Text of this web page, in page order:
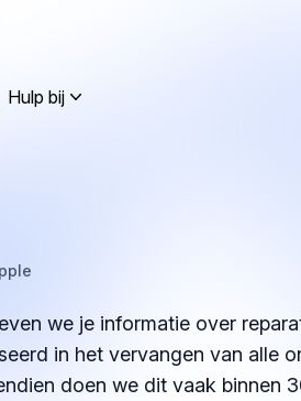
Hulp bij
we je informatie over
in het vervangen van alle
doen we dit vaak binnen